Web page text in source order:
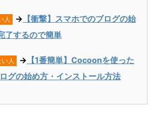
人 → 【衝撃】スマホでのブログの始
了するので簡単
人 → 【1番簡単】Cocoonを使った
グの始め方・インストール方法